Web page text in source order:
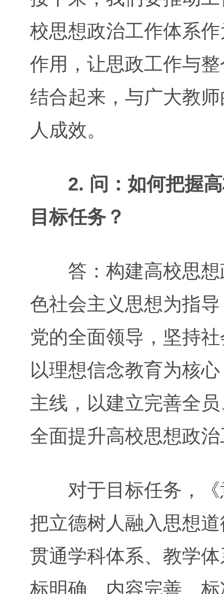
校思想政治工作体系
作用，让思政工作与
结合起来，与广大教
人成效。
2. 问：如何把握
目标任务？
答：构建高校思想
色社会主义思想为指
党的全面领导，坚持
以理想信念教育为核
主线，以建立完善全
全面提升高校思想政
对于目标任务，《
把立德树人融入思想
贯通学科体系、教学
标明确、内容完善、